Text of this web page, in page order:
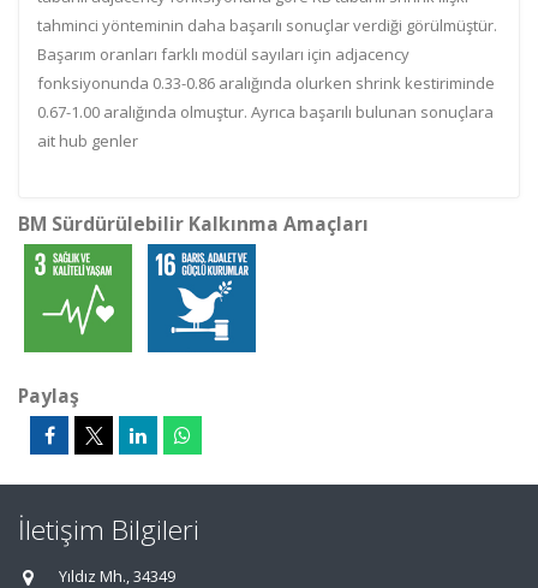
tahminci yönteminin daha başarılı sonuçlar verdiği görülmüştür.
Başarım oranları farklı modül sayıları için adjacency
fonksiyonunda 0.33-0.86 aralığında olurken shrink kestiriminde
0.67-1.00 aralığında olmuştur. Ayrıca başarılı bulunan sonuçlara
ait hub genler
BM Sürdürülebilir Kalkınma Amaçları
Paylaş
İletişim Bilgileri
Yıldız Mh., 34349